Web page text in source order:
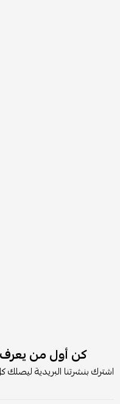
كن أول من
اشترك بنشرتنا البريدية